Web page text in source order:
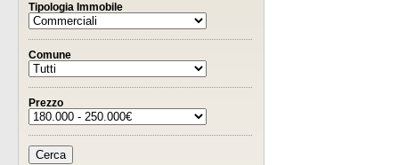
Tipologia Immobile
Comune
Prezzo